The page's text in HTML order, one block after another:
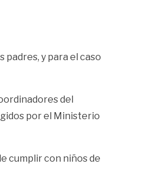
padres, y para el caso
del
por el Ministerio
cumplir con niños de